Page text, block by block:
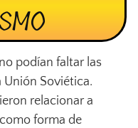
podían faltar las
Unión Soviética.
relacionar a
forma de